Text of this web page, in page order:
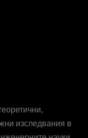
изследвания в